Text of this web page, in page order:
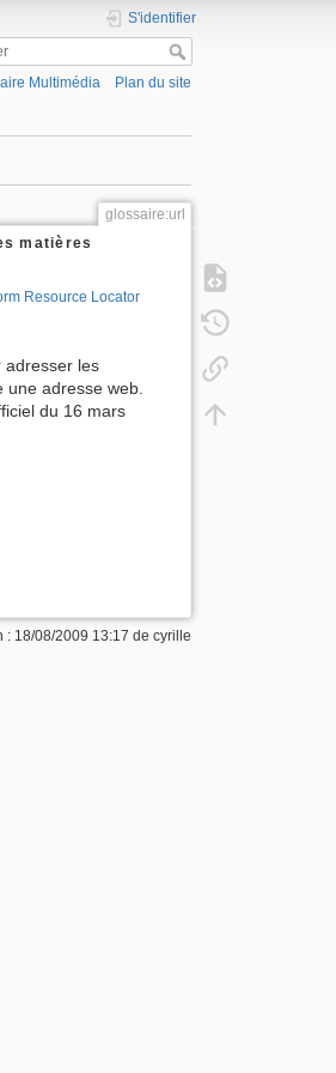
S'identifier
Multimédia Plan du site
glossaire:url
matières
Resource Locator
adresser les
adresse web.
du 16 mars
: 18/08/2009 13:17 de cyrille